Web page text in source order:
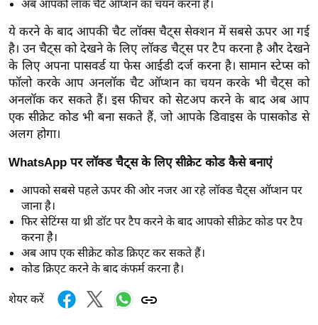
यं
ग
इं
डि
या
सा
हि
त्य
ज
त
ऑ
टो
व
र्ल्ड
न्यू
अब आपकोलॉक चैट ऑप्शनका चयन करना है।
ये करने के बाद आपकी चैट लॉक्स चैट्स सेक्शनमें सबसे ऊपर आ गई
है। उनचैट्सको देखने के लिए लॉक्ड चैट्सपर टैपकरना है और देखने
के लिए अपना पासवर्डयाफेसआईडी दर्ज करना है। सामानस्टेप्सको
फॉलोकरके आप अनलॉक चैट ऑप्शनका चयन करके भीचैट्सको
अनलॉककर सकते हैं। इसफीचरको सेटअपकरने के बाद अब आप
एक सीक्रेट कोडभी बना सकते हैं, जो आपके डिवाइसकेपासकोड से
अलग होगा।
WhatsApp पर लॉक्ड चैट्सके लिएसीक्रेट कोडकैसे बनाएं
आपको सबसे पहले ऊपर की ओर नजर आ रहे लॉक्ड चैट्स ऑप्शनपर
जाना है।
फिर सेटिंग्स याथ्री डॉटपर टैपकरने के बाद आपकोसीक्रेट कोडपर टैप
करना है।
अब आप एकसीक्रेट कोड क्रिएटकर सकते हैं।
कोड क्रिएटकरने के बादकंफर्म करना है।
शेयर करें